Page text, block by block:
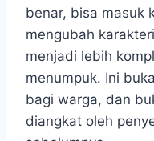
benar, bisa masuk
mengubah
menjadi lebih
menumpuk. Ini
bagi warga, dan
diangkat oleh